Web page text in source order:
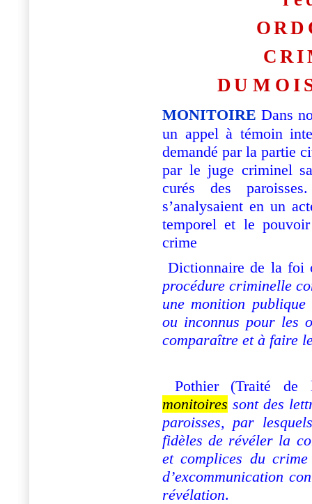
ORD
CRI
DU M OI
MONITOIRE Dans
un appel à témoin
demandé par la partie
par le juge criminel
curés des
s’analysaient en un
temporel et le
crime
Dictionnaire de la foi
procédure criminelle
une monition publique
ou inconnus pour les
comparaître et à faire
Pothier (Traité
monitoires sont des
paroisses, par
fidèles de révéler la
et complices du
d’excommunication
révélation.